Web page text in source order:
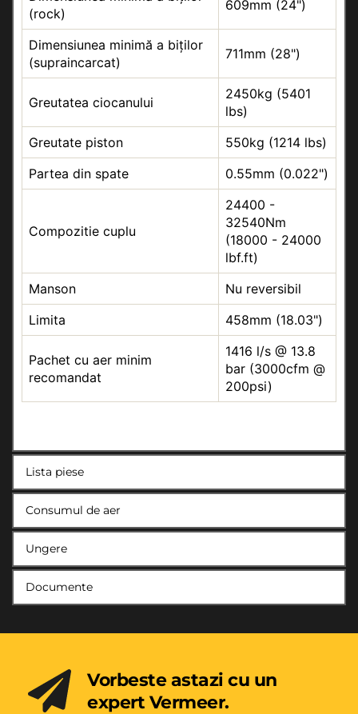
(rock)
609mm (24")
Dimensiunea minimă a biților
(supraincarcat)
711mm (28")
Greutatea ciocanului
2450kg (5401
lbs)
Greutate piston
550kg (1214 lbs)
Partea din spate
0.55mm (0.022")
Compozitie cuplu
24400 -
32540Nm
(18000 - 24000
lbf.ft)
Manson
Nu reversibil
Limita
458mm (18.03")
Pachet cu aer minim
recomandat
1416 l/s @ 13.8
bar (3000cfm @
200psi)
Lista piese
Consumul de aer
Ungere
Documente
Vorbeste astazi cu un
expert Vermeer.